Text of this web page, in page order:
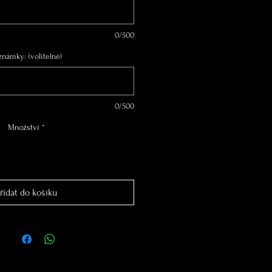
0/500
(volitelné)
0/500
Množství *
do košíku